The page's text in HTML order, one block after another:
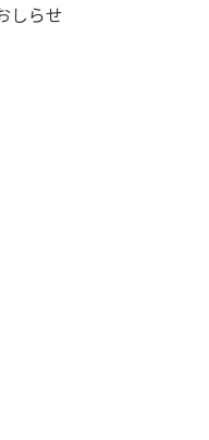
しらせ